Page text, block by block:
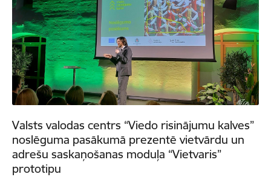
Valsts valodas centrs “Viedo risinājumu kalves”
noslēguma pasākumā prezentē vietvārdu un
adrešu saskaņošanas moduļa “Vietvaris”
prototipu